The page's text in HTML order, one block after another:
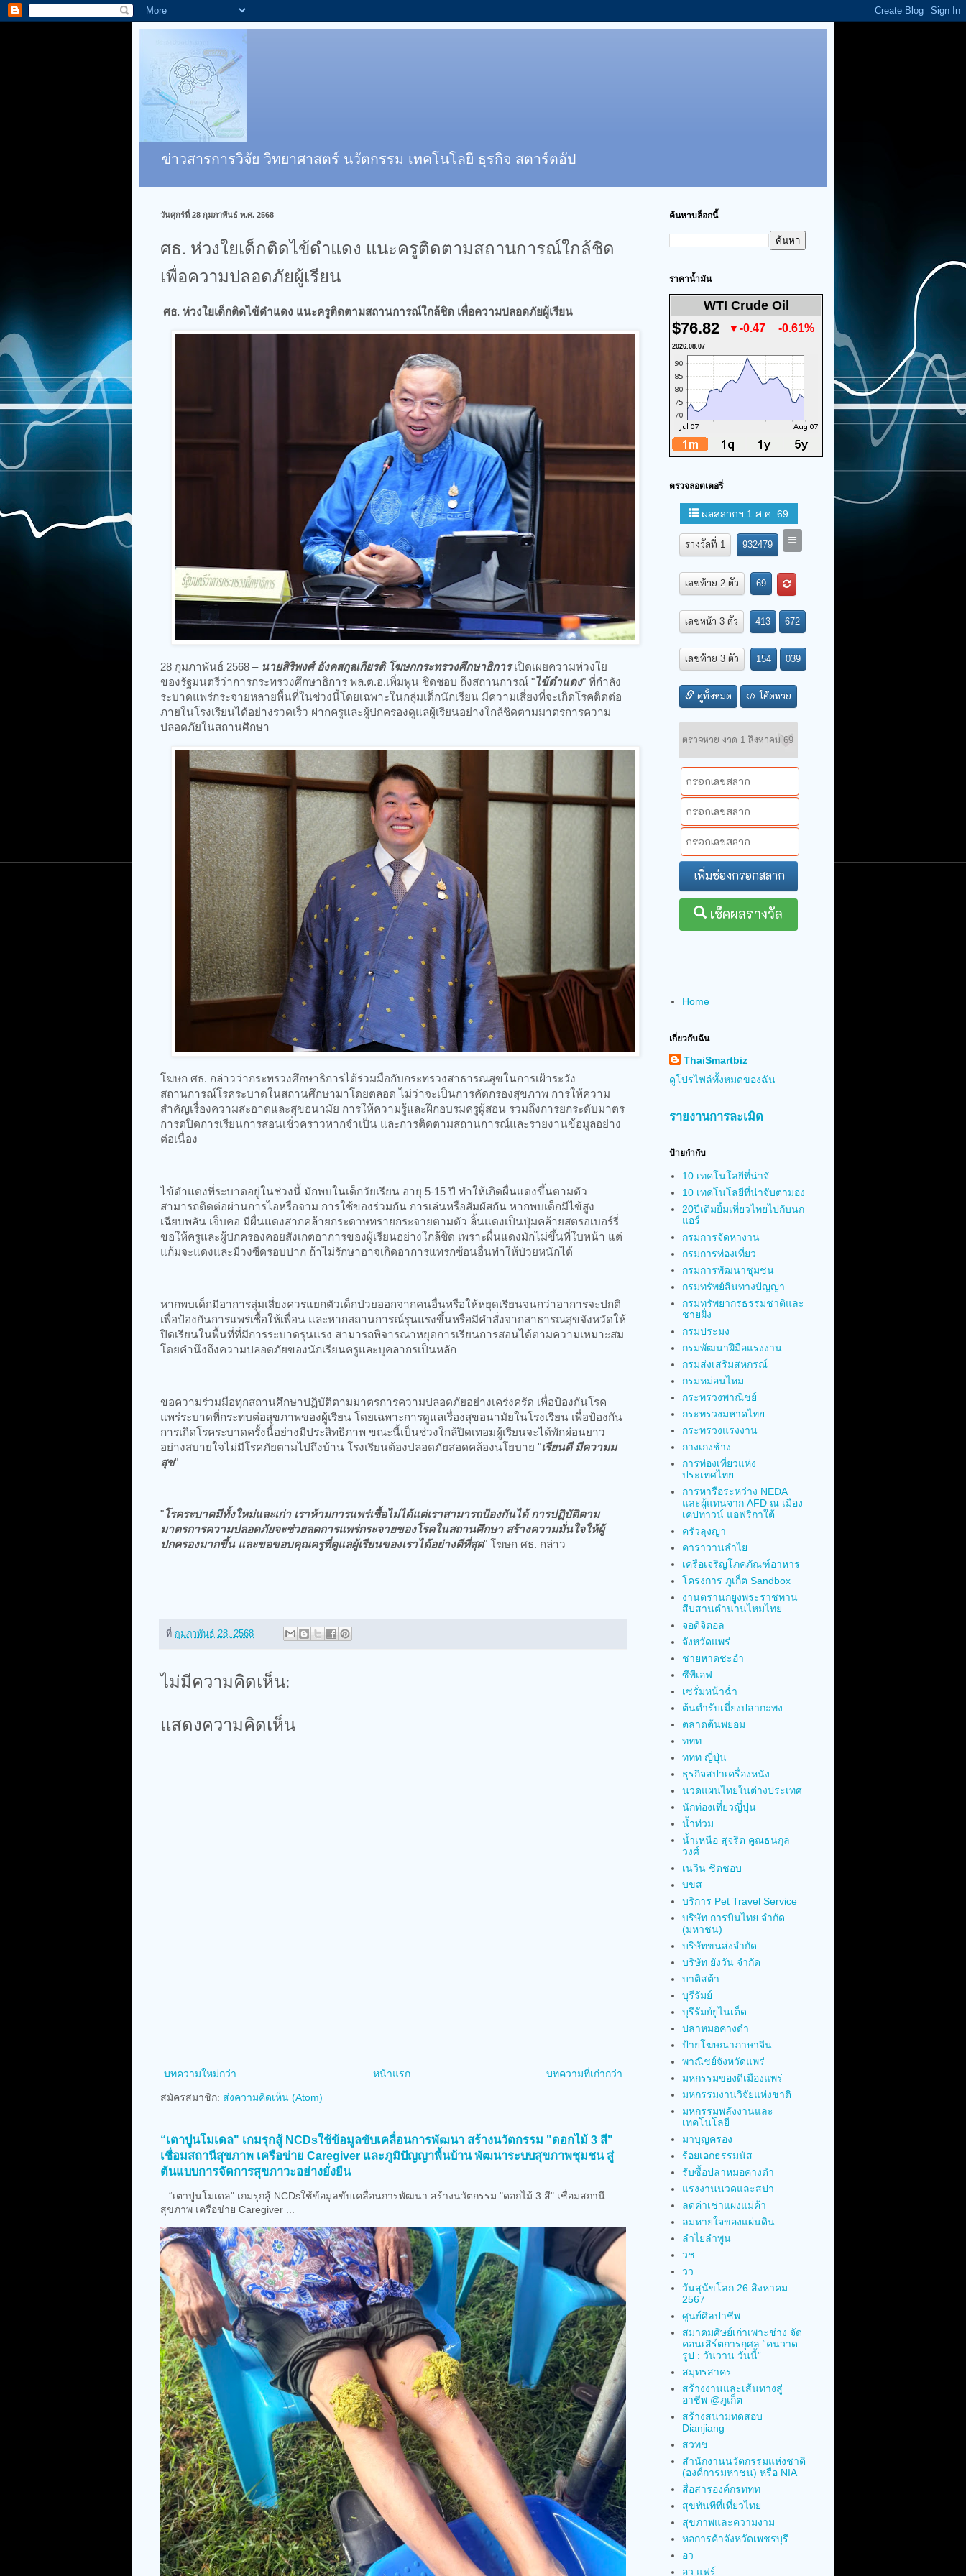
ข่าวสารการวิจัย วิทยาศาสตร์ นวัตกรรม เทคโนโลยี ธุรกิจ สตาร์ตอัป
วันศุกร์ที่ 28 กุมภาพันธ์ พ.ศ. 2568
ศธ. ห่วงใยเด็กติดไข้ดำแดง แนะครูติดตามสถานการณ์ใกล้ชิด
เพื่อความปลอดภัยผู้เรียน
ศธ. ห่วงใยเด็กติดไข้ดำแดง แนะครูติดตามสถานการณ์ใกล้ชิด เพื่อความปลอดภัยผู้เรียน
28 กุมภาพันธ์ 2568 – นายสิริพงศ์ อังคสกุลเกียรติ โฆษกกระทรวงศึกษาธิการเปิดเผยความห่วงใย
ของรัฐมนตรีว่าการกระทรวงศึกษาธิการ พล.ต.อ.เพิ่มพูน ชิดชอบ ถึงสถานการณ์ "ไข้ดำแดง" ที่กำลัง
ระบาดแพร่กระจายหลายพื้นที่ในช่วงนี้โดยเฉพาะในกลุ่มเด็กนักเรียน มีความเสี่ยงที่จะเกิดโรคติดต่อ
ภายในโรงเรียนได้อย่างรวดเร็ว ฝากครูและผู้ปกครองดูแลผู้เรียนอย่างใกล้ชิดตามมาตรการความ
ปลอดภัยในสถานศึกษา
โฆษก ศธ. กล่าวว่ากระทรวงศึกษาธิการได้ร่วมมือกับกระทรวงสาธารณสุขในการเฝ้าระวัง
สถานการณ์โรคระบาดในสถานศึกษามาโดยตลอด ไม่ว่าจะเป็นการคัดกรองสุขภาพ การให้ความ
สำคัญเรื่องความสะอาดและสุขอนามัย การให้ความรู้และฝึกอบรมครูผู้สอน รวมถึงการยกระดับมาตร
การดปิดการเรียนการสอนเชั่วคราวหากจำเป็น และการติดตามสถานการณ์และรายงานข้อมูลอย่าง
ต่อเนื่อง
ไข้ดำแดงที่ระบาดอยู่ในช่วงนี้ มักพบในเด็กวัยเรียน อายุ 5-15 ปี ทำให้เกิดผื่นแดงขึ้นตามตัว
สามารถติดต่อผ่านการไอหรือจาม การใช้ของร่วมกัน การเล่นหรือสัมผัสกัน หากพบเด็กมีไข้สูง
เฉียบพลัน เจ็บคอ มีผื่นแดงสากคล้ายกระดาษทรายกระจายตามตัว ลิ้นแดงเป็นปุ่มคล้ายสตรอเบอร์รี่
ขอให้ครูและผู้ปกครองคอยสังเกตอาการของผู้เรียนอย่างใกล้ชิด เพราะผื่นแดงมักไม่ขึ้นที่ใบหน้า แต่
แก้มจะแดงและมีวงซีดรอบปาก ถ้าไม่รักษาอาจเกิดอาการแทรกซ้อนอื่นทำให้ป่วยหนักได้
หากพบเด็กมีอาการสุ่มเสี่ยงควรแยกตัวเด็กป่วยออกจากคนอื่นหรือให้หยุดเรียนจนกว่าอาการจะปกติ
เพื่อป้องกันการแพร่เชื้อให้เพื่อน และหากสถานการณ์รุนแรงขึ้นหรือมีคำสั่งจากสาธารณสุขจังหวัดให้
ปิดเรียนในพื้นที่ที่มีการระบาดรุนแรง สามารถพิจารณาหยุดการเรียนการสอนได้ตามความเหมาะสม
โดยคำนึงถึงความปลอดภัยของนักเรียนครูและบุคลากรเป็นหลัก
ขอความร่วมมือทุกสถานศึกษาปฏิบัติตามมาตรการความปลอดภัยอย่างเคร่งครัด เพื่อป้องกันโรค
แพร่ระบาดที่กระทบต่อสุขภาพของผู้เรียน โดยเฉพาะการดูแลเรื่องสุขอนามัยในโรงเรียน เพื่อป้องกัน
การเกิดโรคระบาดครั้งนี้อย่างมีประสิทธิภาพ ขณะนี้เป็นช่วงใกล้ปิดเทอมผู้เรียนจะได้พักผ่อนยาว
อย่างสบายใจไม่มีโรคภัยตามไปถึงบ้าน โรงเรียนต้องปลอดภัยสอดคล้องนโยบาย "เรียนดี มีความม
สุข"
"โรคระบาดมีทั้งใหม่และเก่า เราห้ามการแพร่เชื้อไม่ได้แต่เราสามารถป้องกันได้ การปฏิบัติตาม
มาตรการความปลอดภัยจะช่วยลดการแพร่กระจายของโรคในสถานศึกษา สร้างความมั่นใจให้ผู้
ปกครองมากขึ้น และขอขอบคุณครูที่ดูแลผู้เรียนของเราได้อย่างดีที่สุด" โฆษก ศธ. กล่าว
ที่ กุมภาพันธ์ 28, 2568
ไม่มีความคิดเห็น:
แสดงความคิดเห็น
บทความใหม่กว่า บทความที่เก่ากว่า
หน้าแรก
สมัครสมาชิก: ส่งความคิดเห็น (Atom)
“เตาปูนโมเดล" เกมรุกสู้ NCDsใช้ข้อมูลขับเคลื่อนการพัฒนา สร้างนวัตกรรม "ดอกไม้ 3 สี"
เชื่อมสถานีสุขภาพ เครือข่าย Caregiver และภูมิปัญญาพื้นบ้าน พัฒนาระบบสุขภาพชุมชน สู่
ต้นแบบการจัดการสุขภาวะอย่างยั่งยืน
“เตาปูนโมเดล" เกมรุกสู้ NCDsใช้ข้อมูลขับเคลื่อนการพัฒนา สร้างนวัตกรรม "ดอกไม้ 3 สี" เชื่อมสถานี
สุขภาพ เครือข่าย Caregiver ...
ค้นหาบล็อกนี้
ราคาน้ำมัน
WTI Crude Oil
$76.82 ▼-0.47 -0.61%
2026.08.07
ตรวจลอตเตอรี่
Home
เกี่ยวกับฉัน
ThaiSmartbiz
ดูโปรไฟล์ทั้งหมดของฉัน
รายงานการละเมิด
ป้ายกำกับ
10 เทคโนโลยีที่น่าจั
10 เทคโนโลยีที่น่าจับตามอง
20ปีเติมยิ้มเที่ยวไทยไปกับนก
แอร์
กรมการจัดหางาน
กรมการท่องเที่ยว
กรมการพัฒนาชุมชน
กรมทรัพย์สินทางปัญญา
กรมทรัพยากรธรรมชาติและ
ชายฝั่ง
กรมประมง
กรมพัฒนาฝีมือแรงงาน
กรมส่งเสริมสหกรณ์
กรมหม่อนไหม
กระทรวงพาณิชย์
กระทรวงมหาดไทย
กระทรวงแรงงาน
กางเกงช้าง
การท่องเที่ยวแห่ง
ประเทศไทย
การหารือระหว่าง NEDA
และผู้แทนจาก AFD ณ เมือง
เคปทาวน์ แอฟริกาใต้
ครัวลุงญา
คาราวานลำไย
เครือเจริญโภคภัณฑ์อาหาร
โครงการ ภูเก็ต Sandbox
งานตรานกยูงพระราชทาน
สืบสานตำนานไหมไทย
จอดิจิตอล
จังหวัดแพร่
ชายหาดชะอำ
ซีพีเอฟ
เซรั่มหน้าฉ่ำ
ต้นตำรับเมี่ยงปลากะพง
ตลาดต้นพยอม
ททท
ททท ญี่ปุ่น
ธุรกิจสปาเครื่องหนัง
นวดแผนไทยในต่างประเทศ
นักท่องเที่ยวญี่ปุ่น
น้ำท่วม
น้ำเหนือ สุจริต คูณธนกุล
วงศ์
เนวิน ชิดชอบ
บขส
บริการ Pet Travel Service
บริษัท การบินไทย จำกัด
(มหาชน)
บริษัทขนส่งจำกัด
บริษัท ยังวัน จำกัด
บาติสต้า
บุรีรัมย์
บุรีรัมย์ยูไนเต็ด
ปลาหมอคางดำ
ป้ายโฆษณาภาษาจีน
พาณิชย์จังหวัดแพร่
มหกรรมของดีเมืองแพร่
มหกรรมงานวิจัยแห่งชาติ
มหกรรมพลังงานและ
เทคโนโลยี
มาบุญครอง
ร้อยเอกธรรมนัส
รับซื้อปลาหมอคางดำ
แรงงานนวดและสปา
ลดค่าเช่าแผงแม่ค้า
ลมหายใจของแผ่นดิน
ลำไยลำพูน
วช
วว
วันสุนัขโลก 26 สิงหาคม
2567
ศูนย์ศิลปาชีพ
สมาคมศิษย์เก่าเพาะช่าง จัด
คอนเสิร์ตการกุศล “คนวาด
รูป : วันวาน วันนี้”
สมุทรสาคร
สร้างงานและเส้นทางสู่
อาชีพ @ภูเก็ต
สร้างสนามทดสอบ
Dianjiang
สวทช
สำนักงานนวัตกรรมแห่งชาติ
(องค์การมหาชน) หรือ NIA
สื่อสารองค์กรททท
สุขทันทีที่เที่ยวไทย
สุขภาพและความงาม
หอการค้าจังหวัดเพชรบุรี
อว
อว แฟร์